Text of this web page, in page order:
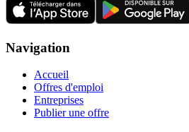
Navigation
Accueil
Offres d'emploi
Entreprises
Publier une offre